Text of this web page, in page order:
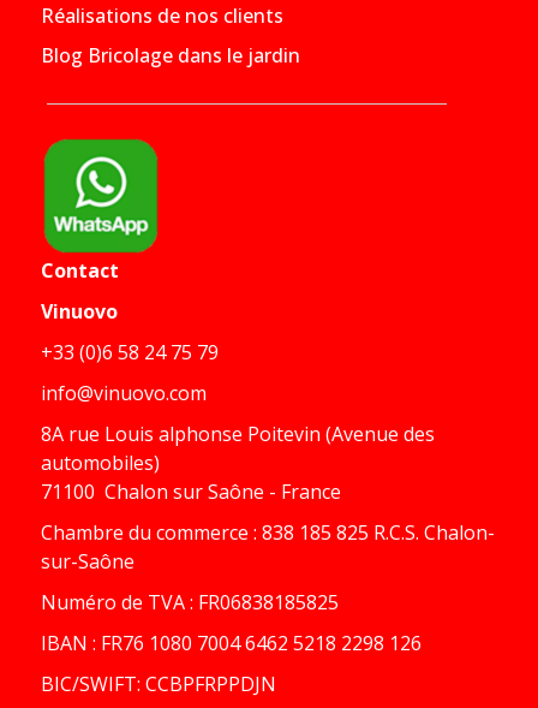
Réalisations de nos clients
Blog Bricolage dans le jardin
Contact
Vinuovo
+33 (0)6 58 24 75 79
info@vinuovo.com
8A rue Louis alphonse Poitevin (Avenue des
automobiles)
71100 Chalon sur Saône - France
Chambre du commerce : 838 185 825 R.C.S. Chalon-
sur-Saône
Numéro de TVA : FR06838185825
IBAN : FR76 1080 7004 6462 5218 2298 126
BIC/SWIFT: CCBPFRPPDJN